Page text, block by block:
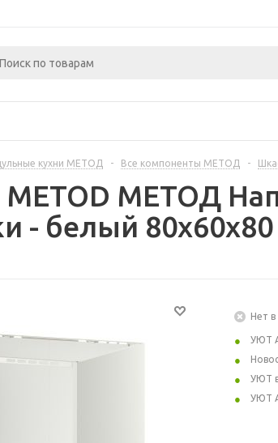
кухни МЕТОД - Все компоненты МЕТОД -
METOD МЕТОД
- белый 80x60x80
Нет в
УЮТ
УЮТ
УЮТ